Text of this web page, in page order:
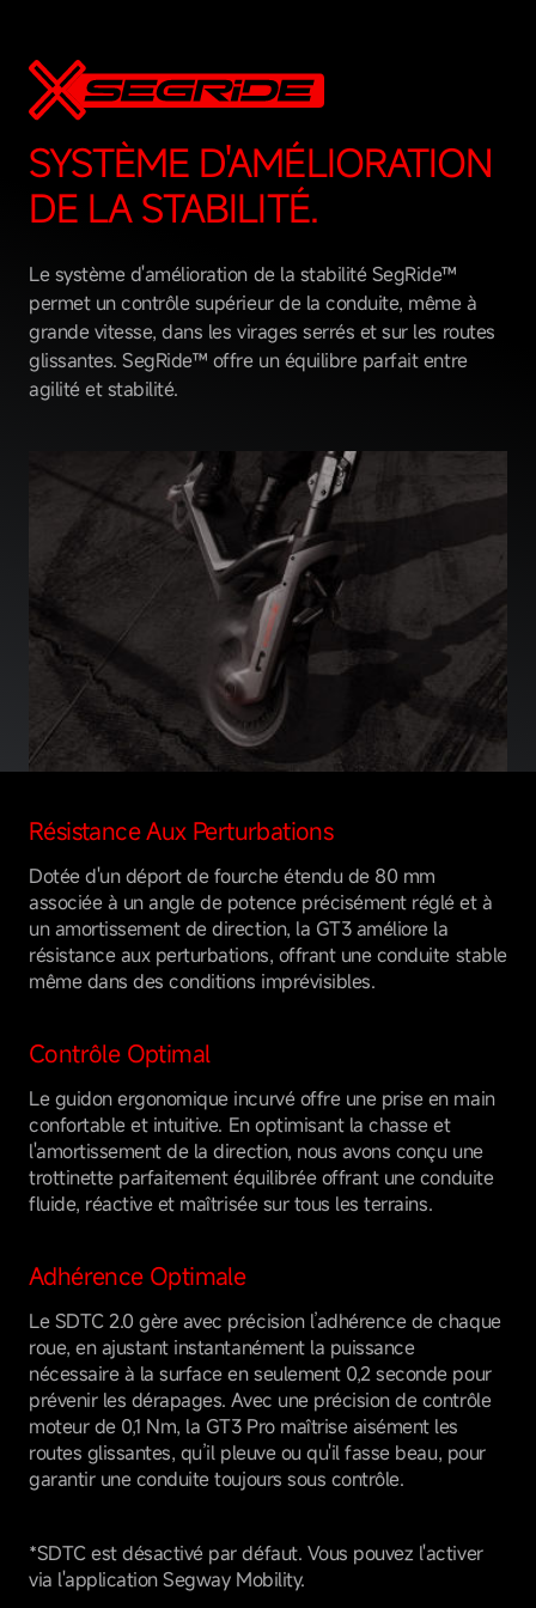
SYSTÈME D'AMÉLIORATION
DE LA STABILITÉ.
Le système d'amélioration de la stabilité SegRide™
permet un contrôle supérieur de la conduite, même à
grande vitesse, dans les virages serrés et sur les routes
glissantes. SegRide™ offre un équilibre parfait entre
agilité et stabilité.
Résistance Aux Perturbations
Dotée d'un déport de fourche étendu de 80 mm
associée à un angle de potence précisément réglé et à
un amortissement de direction, la GT3 améliore la
résistance aux perturbations, offrant une conduite stable
même dans des conditions imprévisibles.
Contrôle Optimal
Le guidon ergonomique incurvé offre une prise en main
confortable et intuitive. En optimisant la chasse et
l'amortissement de la direction, nous avons conçu une
trottinette parfaitement équilibrée offrant une conduite
fluide, réactive et maîtrisée sur tous les terrains.
Adhérence Optimale
Le SDTC 2.0 gère avec précision l’adhérence de chaque
roue, en ajustant instantanément la puissance
nécessaire à la surface en seulement 0,2 seconde pour
prévenir les dérapages. Avec une précision de contrôle
moteur de 0,1 Nm, la GT3 Pro maîtrise aisément les
routes glissantes, qu’il pleuve ou qu'il fasse beau, pour
garantir une conduite toujours sous contrôle.
*SDTC est désactivé par défaut. Vous pouvez l'activer
via l'application Segway Mobility.